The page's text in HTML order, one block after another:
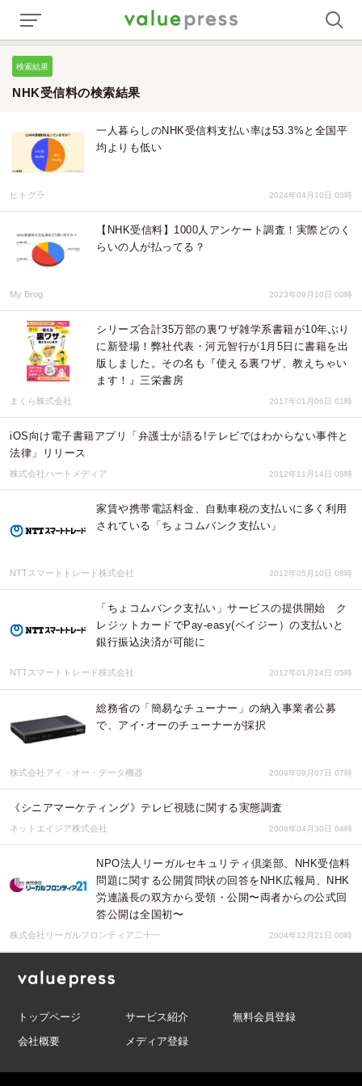
検索結果
NHK受信料の検索結果
一人暮らしのNHK受信料支払い率は53.3%と全国平
均よりも低い
ヒトグラ 2024年04月10日 00時
【NHK受信料】1000人アンケート調査！実際どのく
らいの人が払ってる？
My Brog 2023年09月10日 00時
シリーズ合計35万部の裏ワザ雑学系書籍が10年ぶり
に新登場！弊社代表・河元智行が1月5日に書籍を出
版しました。その名も『使える裏ワザ、教えちゃい
ます！』三栄書房
まくら株式会社 2017年01月06日 01時
iOS向け電子書籍アプリ「弁護士が語る!テレビではわからない事件と
法律」リリース
株式会社ハートメディア 2012年11月14日 08時
家賃や携帯電話料金、自動車税の支払いに多く利用
されている「ちょコムバンク支払い」
NTTスマートトレード株式会社 2012年05月10日 08時
「ちょコムバンク支払い」サービスの提供開始 ク
レジットカードでPay-easy(ペイジー）の支払いと
銀行振込決済が可能に
NTTスマートトレード株式会社 2012年01月24日 05時
総務省の「簡易なチューナー」の納入事業者公募
で、アイ･オーのチューナーが採択
株式会社アイ・オー・データ機器 2009年09月07日 07時
《シニアマーケティング》テレビ視聴に関する実態調査
ネットエイジア株式会社 2008年04月30日 04時
NPO法人リーガルセキュリティ倶楽部、NHK受信料
問題に関する公開質問状の回答をNHK広報局、NHK
労連議長の双方から受領・公開〜両者からの公式回
答公開は全国初〜
株式会社リーガルフロンティア二十一 2004年12月21日 00時
トップページ サービス紹介
無料会員登録
会社概要
メディア登録